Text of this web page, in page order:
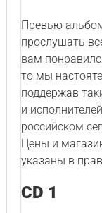
Превью
прослушать
вам
то мы
поддержав
и
российском
Цены и
указаны в
CD 1